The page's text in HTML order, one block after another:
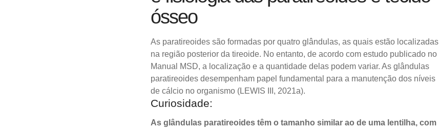
ósseo
As paratireoides são formadas por quatro glândulas, as quais estão localizadas
na região posterior da tireoide. No entanto, de acordo com estudo publicado no
Manual MSD, a localização e a quantidade delas podem variar. As glândulas
paratireoides desempenham papel fundamental para a manutenção dos níveis
de cálcio no organismo (LEWIS III, 2021a).
Curiosidade:
As glândulas paratireoides têm o tamanho similar ao de uma lentilha, com